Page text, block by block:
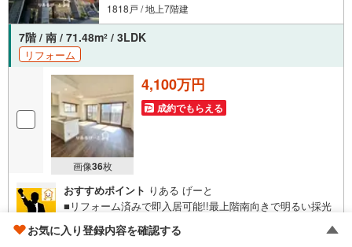
1818戸 / 地上7階建
7階 / 南 / 71.48m2 / 3LDK
リフォーム
画像36枚
4,100万円
成約でもらえる
おすすめポイント りある げーと
■リフォーム済みで即入居可能!!最上階南向きで明るい採光
が入るお部屋！ ○JR「塚本駅」徒歩6分！大阪駅まで一駅
で交通至便です！ ○周辺環境充実！スーパー・コンビニ徒
お気に入り登録内容を確認する